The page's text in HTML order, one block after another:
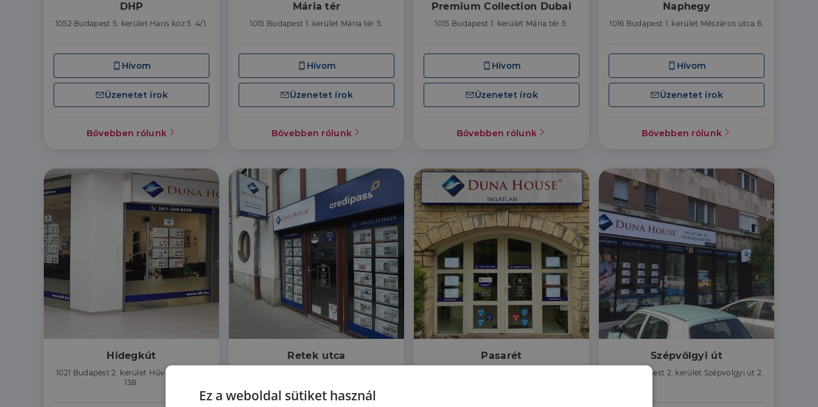
DHP
1052 Budapest 5. kerület Haris köz 5. 4/1.
Hívom
Üzenetet írok
Bővebben rólunk
Mária tér
1015 Budapest 1. kerület Mária tér 5.
Hívom
Üzenetet írok
Bővebben rólunk
Premium Collection Dubai
1015 Budapest 1. kerület Mária tér 5.
Hívom
Üzenetet írok
Bővebben rólunk
Naphegy
1016 Budapest 1. kerület Mészáros utca 6.
Hívom
Üzenetet írok
Bővebben rólunk
Hidegkút
1021 Budapest 2. kerület Hűvösvölgyi út
138.
Retek utca Pasarét Szépvölgyi út
1025 Budapest 2. kerület Szépvölgyi út 2.
Ez a weboldal sütiket használ